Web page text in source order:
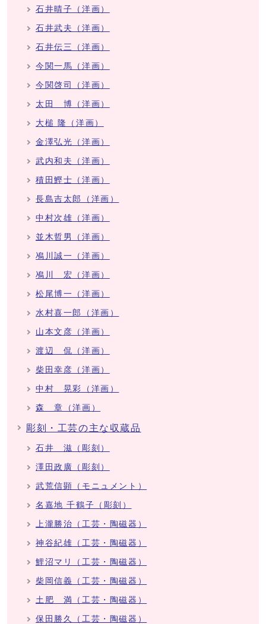
石井晴子（洋画）
石井武夫（洋画）
石井伝三（洋画）
今関一馬（洋画）
今関啓司（洋画）
太田 博（洋画）
大槌 隆（洋画）
金澤弘光（洋画）
武内和夫（洋画）
積田鰹士（洋画）
長島吉太郎（洋画）
中村次雄（洋画）
並木哲男（洋画）
鳰川誠一（洋画）
鳰川 宏（洋画）
松尾博一（洋画）
水村喜一郎（洋画）
山本文彦（洋画）
渡辺 侃（洋画）
柴田幸彦（洋画）
中村 晃彩（洋画）
森 章（洋画）
彫刻・工芸の主な収蔵品
石井 滋（彫刻）
澤田政廣（彫刻）
武荒信顕（モニュメント）
名嘉地 千鶴子（彫刻）
上瀧勝治（工芸・陶磁器）
神谷紀雄（工芸・陶磁器）
鯉沼マリ（工芸・陶磁器）
柴岡信義（工芸・陶磁器）
土肥 満（工芸・陶磁器）
保田勝久（工芸・陶磁器）